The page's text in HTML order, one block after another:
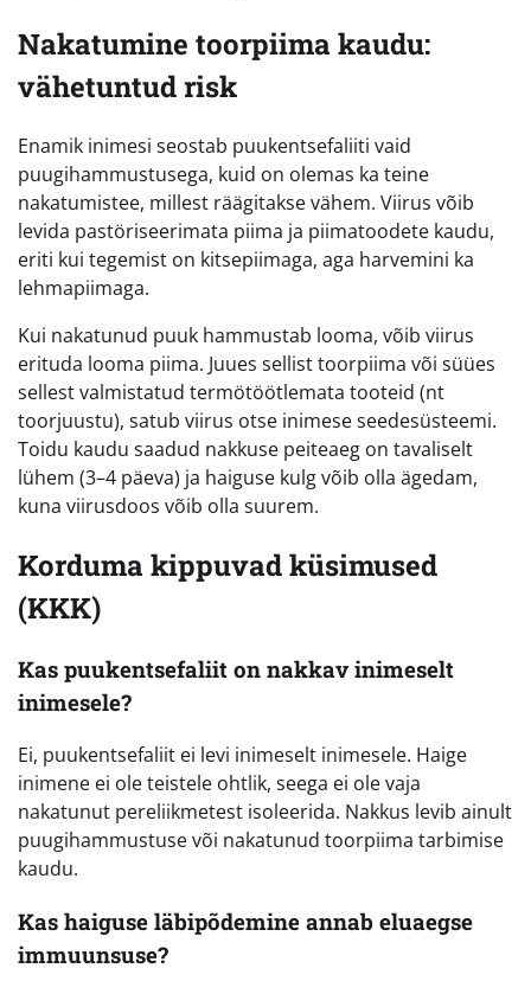
Nakatumine toorpiima kaudu:
vähetuntud risk
Enamik inimesi seostab puukentsefaliiti vaid
puugihammustusega, kuid on olemas ka teine
nakatumistee, millest räägitakse vähem. Viirus võib
levida pastöriseerimata piima ja piimatoodete kaudu,
eriti kui tegemist on kitsepiimaga, aga harvemini ka
lehmapiimaga.
Kui nakatunud puuk hammustab looma, võib viirus
erituda looma piima. Juues sellist toorpiima või süües
sellest valmistatud termötöötlemata tooteid (nt
toorjuustu), satub viirus otse inimese seedesüsteemi.
Toidu kaudu saadud nakkuse peiteaeg on tavaliselt
lühem (3–4 päeva) ja haiguse kulg võib olla ägedam,
kuna viirusdoos võib olla suurem.
Korduma kippuvad küsimused
(KKK)
Kas puukentsefaliit on nakkav inimeselt
inimesele?
Ei, puukentsefaliit ei levi inimeselt inimesele. Haige
inimene ei ole teistele ohtlik, seega ei ole vaja
nakatunut pereliikmetest isoleerida. Nakkus levib ainult
puugihammustuse või nakatunud toorpiima tarbimise
kaudu.
Kas haiguse läbipõdemine annab eluaegse
immuunsuse?